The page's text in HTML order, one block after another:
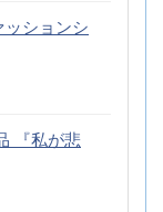
ッションシ
『私が悲